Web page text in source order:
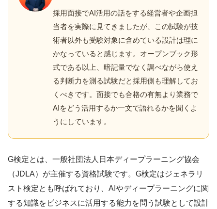
採用面接でAI活用の話をする経営者や企画担
当者を実際に見てきましたが、この試験が技
術者以外も受験対象に含めている設計は理に
かなっていると感じます。オープンブック形
式である以上、暗記量でなく調べながら使え
る判断力を測る試験だと採用側も理解してお
くべきです。面接でも合格の有無より業務で
AIをどう活用するか一文で語れるかを聞くよ
うにしています。
G検定とは、一般社団法人日本ディープラーニング協会
（JDLA）が主催する資格試験です。G検定はジェネラリ
スト検定とも呼ばれており、AIやディープラーニングに関
する知識をビジネスに活用する能力を問う試験として設計